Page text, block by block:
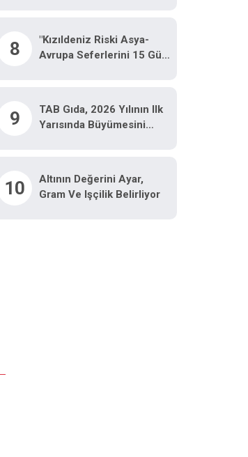
8
"Kızıldeniz Riski Asya-
Avrupa Seferlerini 15 Gün
9
TAB Gıda, 2026 Yılının Ilk
Yarısında Büyümesini
10
Altının Değerini Ayar,
Gram Ve Işçilik Belirliyor